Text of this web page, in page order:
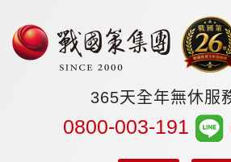
365天全年無休服
0800-003-191